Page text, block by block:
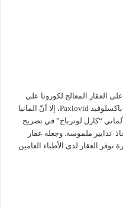
العقار المعالج لكورونا على
الرغم من توفر أقراص لعلاج كورونا تدعى باكسلوفيد Paxlovid، إلا أنّ المانيا
“كارل لوترباخ” في تصريح
تدابير ملموسة. وجعله عقار
العقار لدى الأطباء العامين